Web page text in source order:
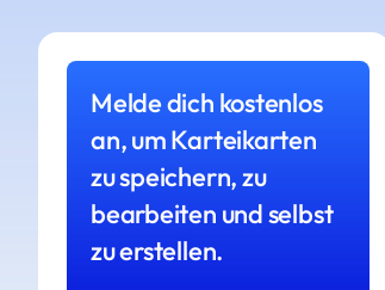
Melde dich kostenlos
an, um Karteikarten
zu speichern, zu
bearbeiten und selbst
zu erstellen.